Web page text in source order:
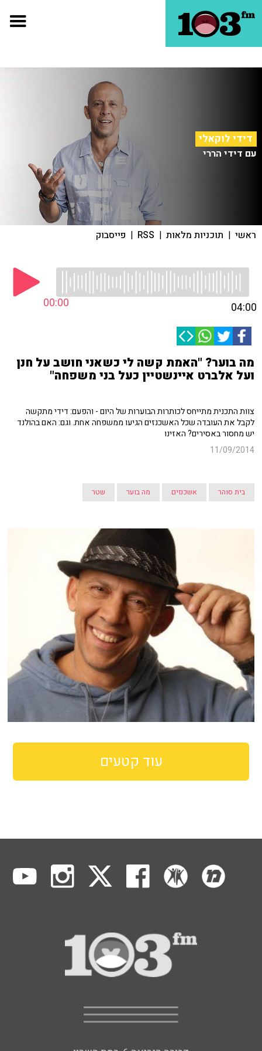
דידי לוקאלי
עם דידי הררי
ראשי | תוכניות מלאות |
RSS
| פייסבוק
00:00 04:00
מה בוער? "האמת קשה לי כשאני חושב על חנן
ועל אלברט איינשטיין כעל בני משפחה"
צוות התכנית מתייחס לכותרות הבוערות של היום - והפעם: דידי מתקשה
לקבל את העובדה שכל האשכנזים הגיעו ממשפחה אחת. וגם: האם בהולנד
יש מחסור באסירים? האזינו
11/09/2014
בית סוהר אשכנזים מה בוער שטר
עוד קטעים